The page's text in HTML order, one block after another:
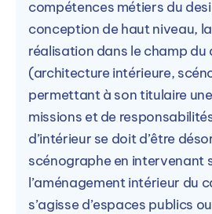
compétences métiers du
conception de haut niveau,
réalisation dans le champ du
(architecture intérieure,
permettant à son titulaire
missions et de
d’intérieur se doit d’être
scénographe en intervenant
l’aménagement intérieur du
s’agisse d’espaces publics